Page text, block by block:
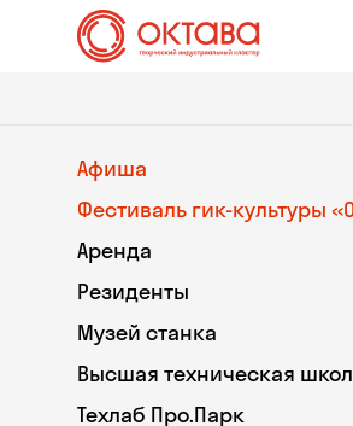
Афиша
Фестиваль гик-культуры
Аренда
Резиденты
Музей станка
Высшая техническая
Техлаб Про.Парк